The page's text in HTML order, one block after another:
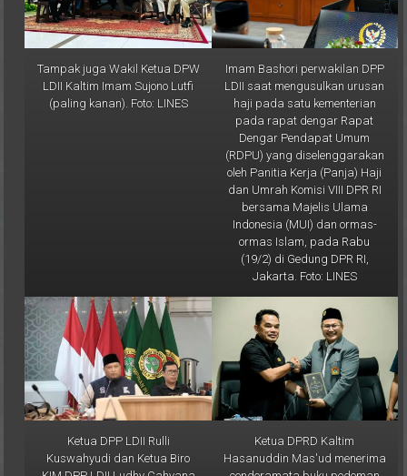
Tampak juga Wakil Ketua DPW
LDII Kaltim Imam Sujono Lutfi
(paling kanan). Foto: LINES
Imam Bashori perwakilan DPP
LDII saat mengusulkan urusan
haji pada satu kementerian
pada rapat dengar Rapat
Dengar Pendapat Umum
(RDPU) yang diselenggarakan
oleh Panitia Kerja (Panja) Haji
dan Umrah Komisi VIII DPR RI
bersama Majelis Ulama
Indonesia (MUI) dan ormas-
ormas Islam, pada Rabu
(19/2) di Gedung DPR RI,
Jakarta. Foto: LINES
Ketua DPP LDII Rulli
Kuswahyudi dan Ketua Biro
KIM DPP LDII Ludhy Cahyana
Ketua DPRD Kaltim
Hasanuddin Mas'ud menerima
cenderamata buku pedoman